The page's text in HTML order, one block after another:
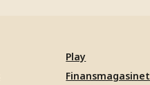
Play
Finansmagasinet